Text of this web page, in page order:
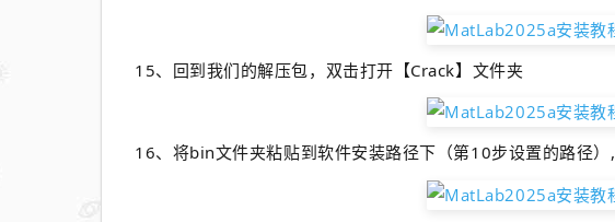
15、回到我们的解压包， 双击打开【Crack】文件夹
16、 将bin文件夹粘贴到软件安装路径下 （第10步设置的路径）,